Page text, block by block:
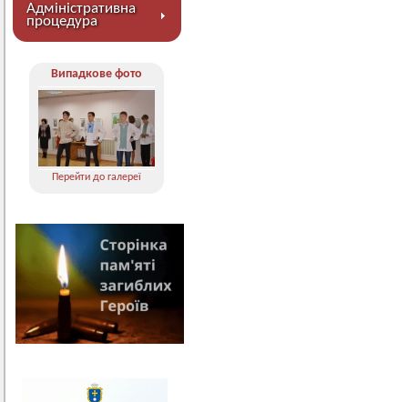
Адміністративна
процедура
Випадкове фото
Перейти до галереї